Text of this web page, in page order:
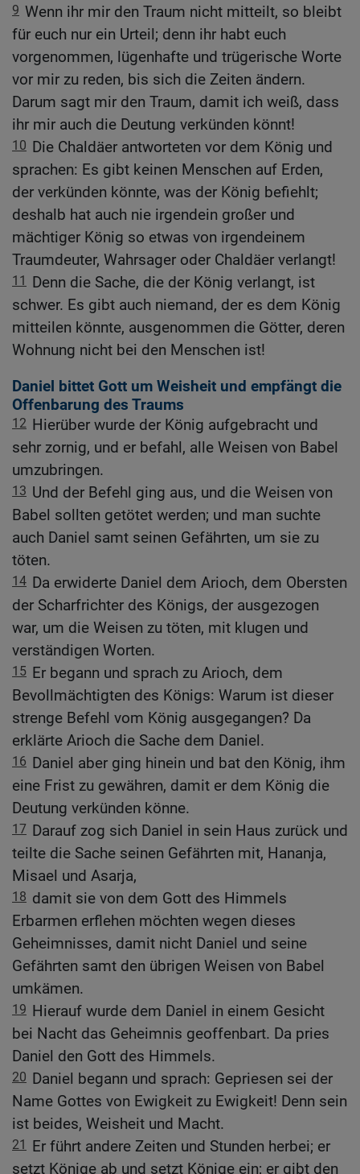
9 Wenn ihr mir den Traum nicht mitteilt, so bleibt
für euch nur ein Urteil; denn ihr habt euch
vorgenommen, lügenhafte und trügerische Worte
vor mir zu reden, bis sich die Zeiten ändern.
Darum sagt mir den Traum, damit ich weiß, dass
ihr mir auch die Deutung verkünden könnt!
10 Die Chaldäer antworteten vor dem König und
sprachen: Es gibt keinen Menschen auf Erden,
der verkünden könnte, was der König befiehlt;
deshalb hat auch nie irgendein großer und
mächtiger König so etwas von irgendeinem
Traumdeuter, Wahrsager oder Chaldäer verlangt!
11
Denn die Sache, die der König verlangt, ist
schwer. Es gibt auch niemand, der es dem König
mitteilen könnte, ausgenommen die Götter, deren
Wohnung nicht bei den Menschen ist!
Daniel bittet Gott um Weisheit und empfängt die
Offenbarung des Traums
12 Hierüber wurde der König aufgebracht und
sehr zornig, und er befahl, alle Weisen von Babel
umzubringen.
13 Und der Befehl ging aus, und die Weisen von
Babel sollten getötet werden; und man suchte
auch Daniel samt seinen Gefährten, um sie zu
töten.
14 Da erwiderte Daniel dem Arioch, dem Obersten
der Scharfrichter des Königs, der ausgezogen
war, um die Weisen zu töten, mit klugen und
verständigen Worten.
15 Er begann und sprach zu Arioch, dem
Bevollmächtigten des Königs: Warum ist dieser
strenge Befehl vom König ausgegangen? Da
erklärte Arioch die Sache dem Daniel.
16 Daniel aber ging hinein und bat den König, ihm
eine Frist zu gewähren, damit er dem König die
Deutung verkünden könne.
17 Darauf zog sich Daniel in sein Haus zurück und
teilte die Sache seinen Gefährten mit, Hananja,
Misael und Asarja,
18 damit sie von dem Gott des Himmels
Erbarmen erflehen möchten wegen dieses
Geheimnisses, damit nicht Daniel und seine
Gefährten samt den übrigen Weisen von Babel
umkämen.
19 Hierauf wurde dem Daniel in einem Gesicht
bei Nacht das Geheimnis geoffenbart. Da pries
Daniel den Gott des Himmels.
20 Daniel begann und sprach: Gepriesen sei der
Name Gottes von Ewigkeit zu Ewigkeit! Denn sein
ist beides, Weisheit und Macht.
21
Er führt andere Zeiten und Stunden herbei; er
setzt Könige ab und setzt Könige ein; er gibt den